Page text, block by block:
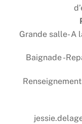
Grande salle- A
Baignade -